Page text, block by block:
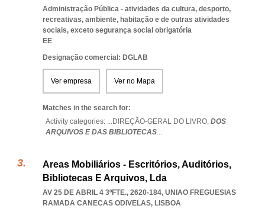
Administração Pública - atividades da cultura, desporto,
recreativas, ambiente, habitação e de outras atividades
sociais, exceto segurança social obrigatória
EE
Designação comercial: DGLAB
Ver empresa Ver no Mapa
Matches in the search for:
Activity categories: ...DIREÇÃO-GERAL DO LIVRO, DOS
ARQUIVOS E DAS BIBLIOTECAS...
Areas Mobiliários - Escritórios, Auditórios,
Bibliotecas E Arquivos, Lda
AV 25 DE ABRIL 4 3ºFTE., 2620-184, UNIAO FREGUESIAS
RAMADA CANECAS ODIVELAS, LISBOA